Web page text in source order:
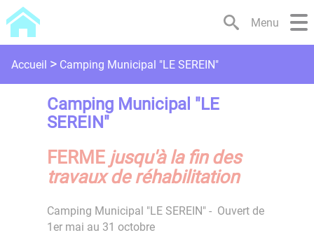
Lien
d'accès
rapide
menu
Lien
d'accès
rapide
contenu
principal
Lien
d'accès
rapide
recherche
Lien
d'accès
rapide
pied
de
Menu
Accueil Camping Municipal "LE SEREIN"
Camping Municipal "LE
SEREIN"
FERME jusqu'à la fin des
travaux de réhabilitation
Camping Municipal "LE SEREIN" - Ouvert de
1er mai au 31 octobre
Panneau de gestion des cookies